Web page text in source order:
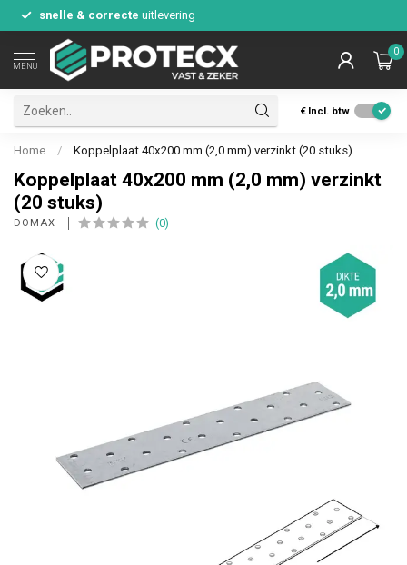
snelle & correcte uitlevering
MENU
0
€ Incl. btw
Home / Koppelplaat 40x200 mm (2,0 mm) verzinkt (20 stuks)
Koppelplaat 40x200 mm (2,0 mm) verzinkt
(20 stuks)
DOMAX (0)